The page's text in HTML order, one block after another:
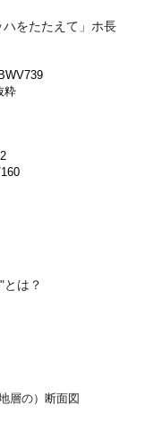
ハをたたえて」ホ長
粋
は？
層の）断面図